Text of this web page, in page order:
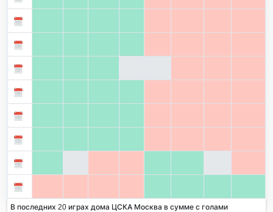
В последних 20 играх дома ЦСКА Москва в сумме с голами